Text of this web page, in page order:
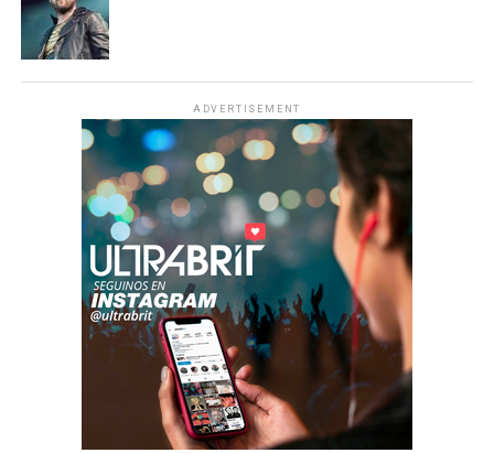
ADVERTISEMENT